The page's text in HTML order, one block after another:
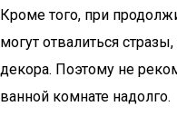
Кроме того, при
могут отвалиться
декора. Поэтому не
ванной комнате надолго.